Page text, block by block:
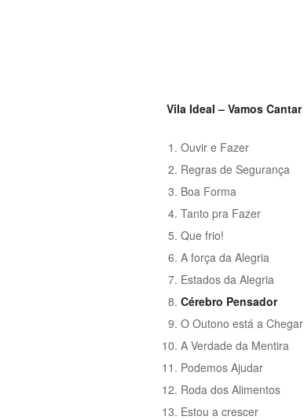
Vila Ideal – Vamos Cantar
Ouvir e Fazer
Regras de Segurança
Boa Forma
Tanto pra Fazer
Que frio!
A força da Alegria
Estados da Alegria
Cérebro Pensador
O Outono está a Chegar
A Verdade da Mentira
Podemos Ajudar
Roda dos Alimentos
Estou a crescer